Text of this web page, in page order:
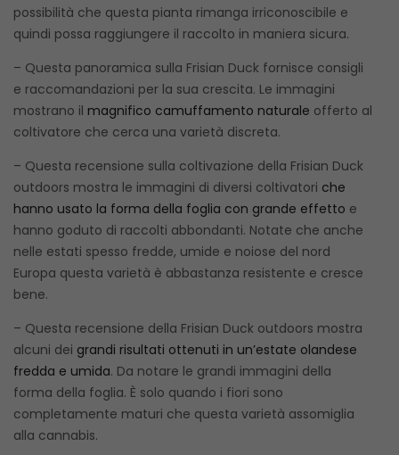
possibilità che questa pianta rimanga irriconoscibile e
quindi possa raggiungere il raccolto in maniera sicura.
– Questa panoramica sulla Frisian Duck fornisce consigli
e raccomandazioni per la sua crescita. Le immagini
mostrano il magnifico camuffamento naturale offerto al
coltivatore che cerca una varietà discreta.
– Questa recensione sulla coltivazione della Frisian Duck
outdoors mostra le immagini di diversi coltivatori che
hanno usato la forma della foglia con grande effetto e
hanno goduto di raccolti abbondanti. Notate che anche
nelle estati spesso fredde, umide e noiose del nord
Europa questa varietà è abbastanza resistente e cresce
bene.
– Questa recensione della Frisian Duck outdoors mostra
alcuni dei grandi risultati ottenuti in un’estate olandese
fredda e umida. Da notare le grandi immagini della
forma della foglia. È solo quando i fiori sono
completamente maturi che questa varietà assomiglia
alla cannabis.